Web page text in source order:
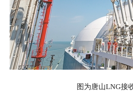
图为唐山LNG接